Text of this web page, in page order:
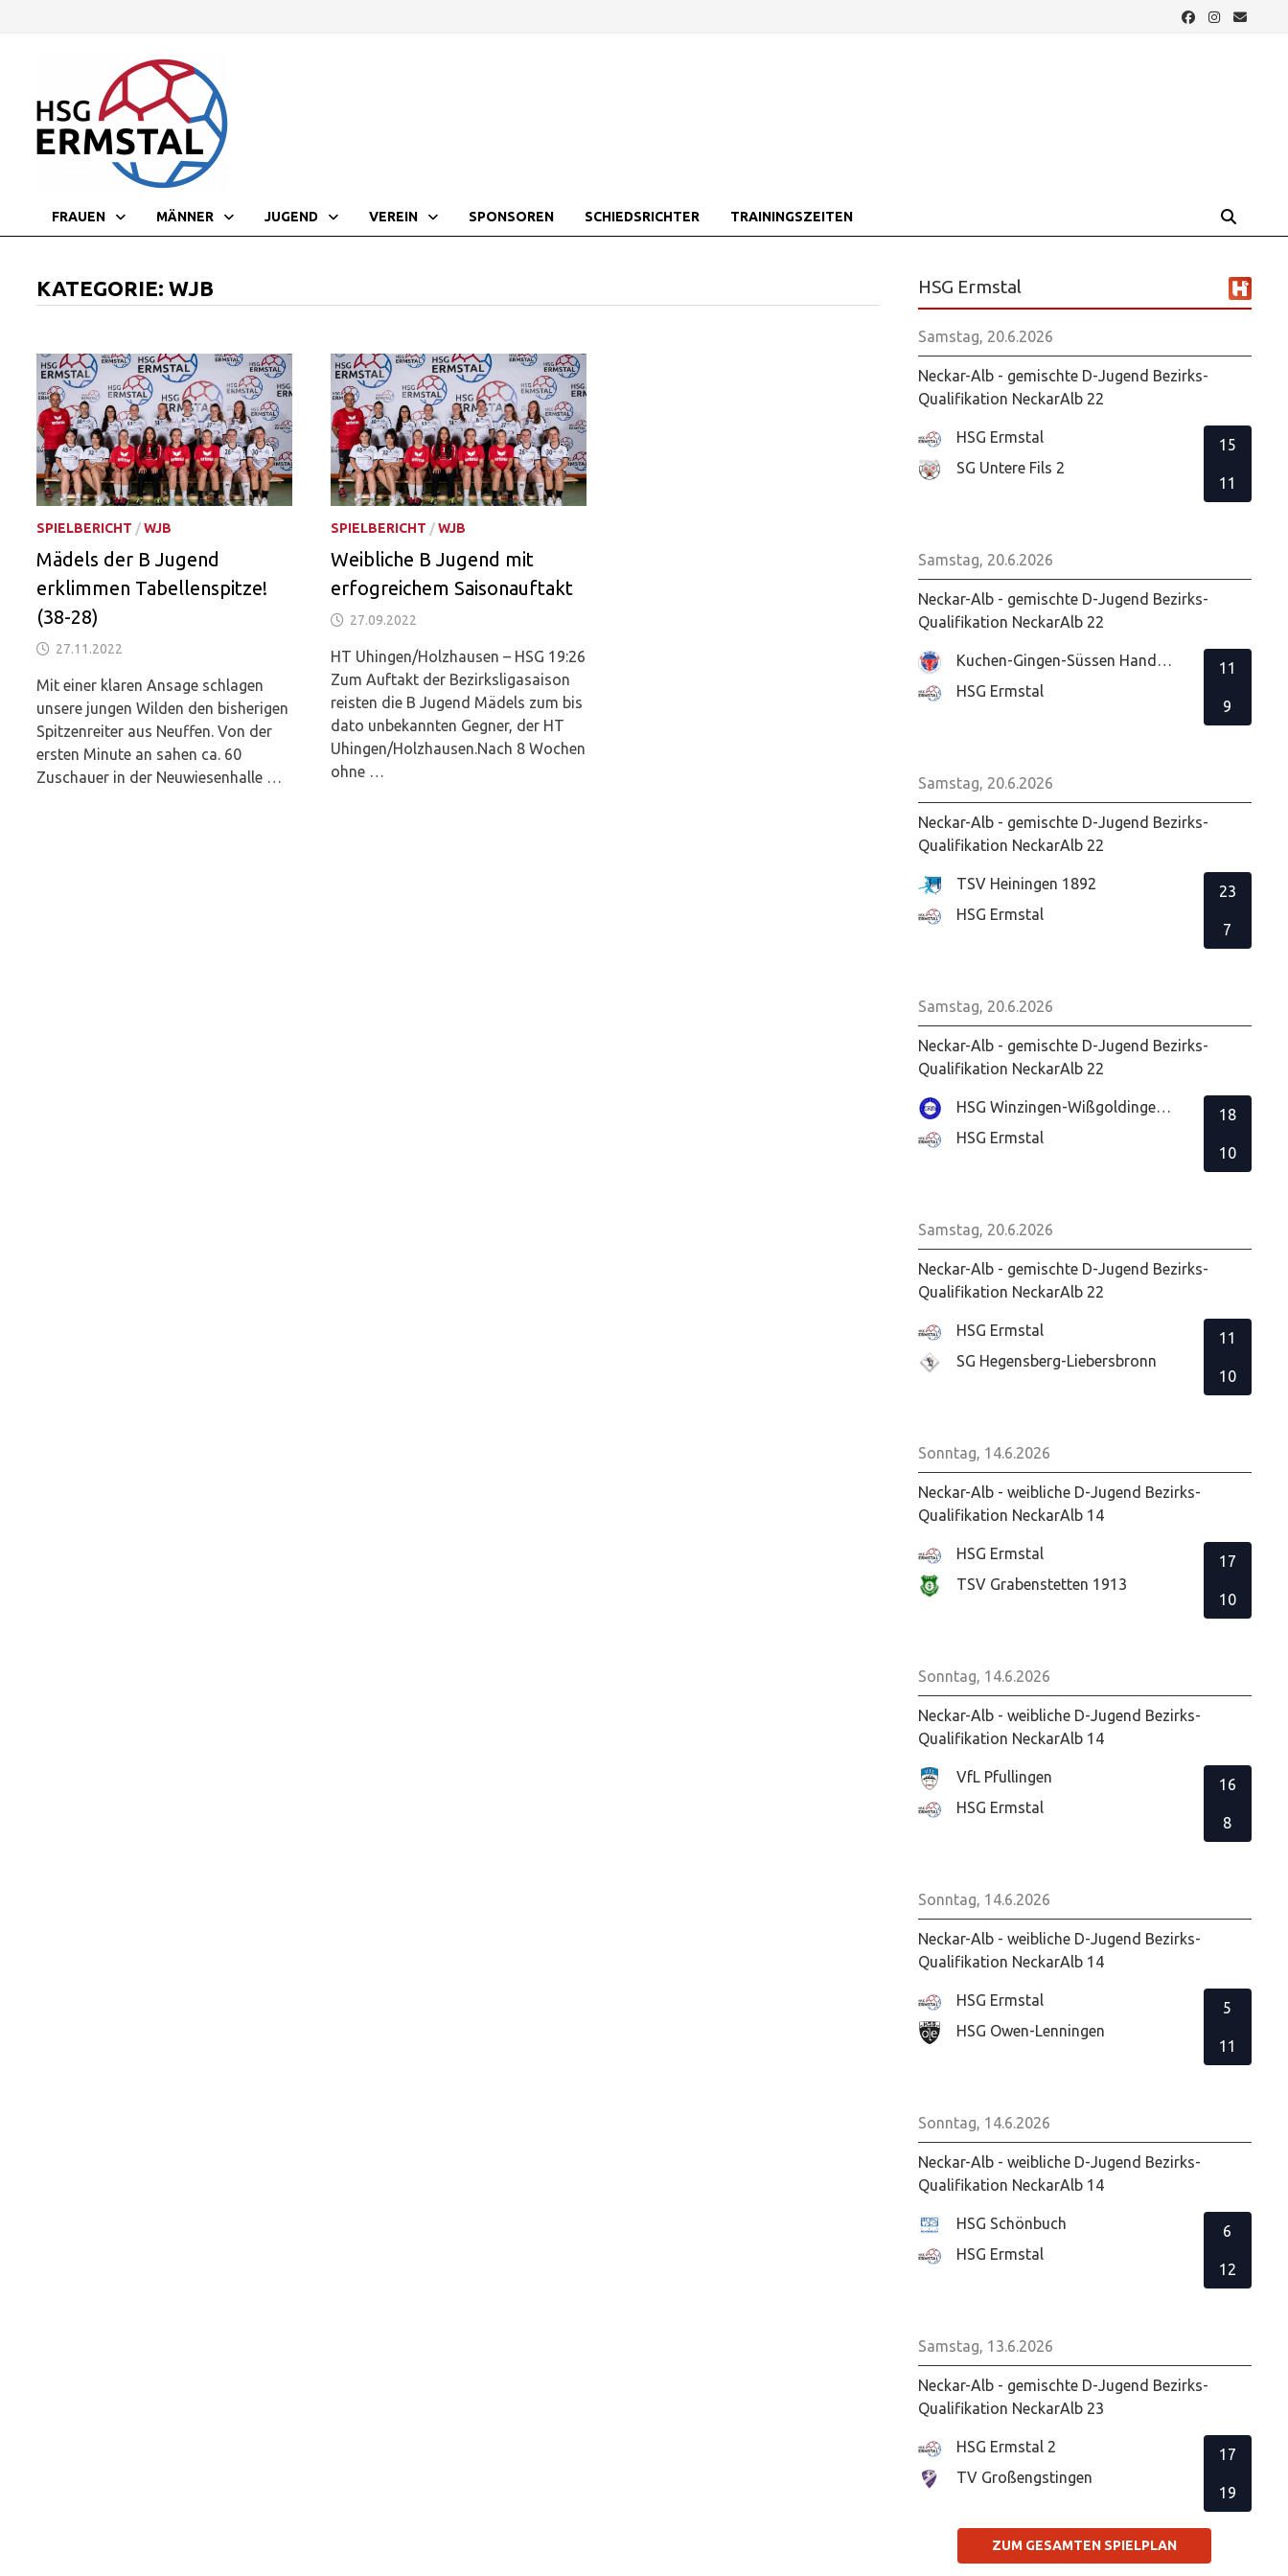
FRAUEN MÄNNER JUGEND VEREIN SPONSOREN SCHIEDSRICHTER TRAININGSZEITEN
KATEGORIE:WJB
SPIELBERICHT /WJB
Mädels der B Jugend
erklimmen Tabellenspitze!
(38-28)
27.11.2022
Mit einer klaren Ansage schlagen
unsere jungen Wilden den bisherigen
Spitzenreiter aus Neuffen. Von der
ersten Minute an sahen ca. 60
Zuschauer in der Neuwiesenhalle …
SPIELBERICHT /WJB
Weibliche B Jugend mit
erfogreichem Saisonauftakt
27.09.2022
HT Uhingen/Holzhausen – HSG 19:26
Zum Auftakt der Bezirksligasaison
reisten die B Jugend Mädels zum bis
dato unbekannten Gegner, der HT
Uhingen/Holzhausen.Nach 8 Wochen
ohne …
HSG Ermstal
Samstag, 20.6.2026
Neckar-Alb - gemischte D-Jugend Bezirks-
Qualifikation NeckarAlb 22
HSG Ermstal
SG Untere Fils 2
15
11
Samstag, 20.6.2026
Neckar-Alb - gemischte D-Jugend Bezirks-
Qualifikation NeckarAlb 22
Kuchen-Gingen-Süssen Handball
HSG Ermstal
11
9
Samstag, 20.6.2026
Neckar-Alb - gemischte D-Jugend Bezirks-
Qualifikation NeckarAlb 22
TSV Heiningen 1892
HSG Ermstal
23
7
Samstag, 20.6.2026
Neckar-Alb - gemischte D-Jugend Bezirks-
Qualifikation NeckarAlb 22
HSG Winzingen-Wißgoldingen-Donzdorf
HSG Ermstal
18
10
Samstag, 20.6.2026
Neckar-Alb - gemischte D-Jugend Bezirks-
Qualifikation NeckarAlb 22
HSG Ermstal
SG Hegensberg-Liebersbronn
11
10
Sonntag, 14.6.2026
Neckar-Alb - weibliche D-Jugend Bezirks-
Qualifikation NeckarAlb 14
HSG Ermstal
TSV Grabenstetten 1913
17
10
Sonntag, 14.6.2026
Neckar-Alb - weibliche D-Jugend Bezirks-
Qualifikation NeckarAlb 14
VfL Pfullingen
HSG Ermstal
16
8
Sonntag, 14.6.2026
Neckar-Alb - weibliche D-Jugend Bezirks-
Qualifikation NeckarAlb 14
HSG Ermstal
HSG Owen-Lenningen
5
11
Sonntag, 14.6.2026
Neckar-Alb - weibliche D-Jugend Bezirks-
Qualifikation NeckarAlb 14
HSG Schönbuch
HSG Ermstal
6
12
Samstag, 13.6.2026
Neckar-Alb - gemischte D-Jugend Bezirks-
Qualifikation NeckarAlb 23
HSG Ermstal 2
TV Großengstingen
17
19
ZUM GESAMTEN SPIELPLAN